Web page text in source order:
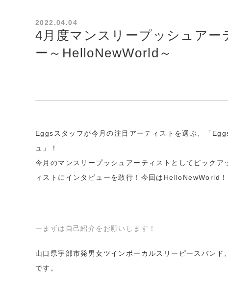
2022.04.04
4月度マンスリープッシュアー
ー～HelloNewWorld～
Eggsスタッフが今月の注目アーティストを選ぶ、「
ュ」！
今月のマンスリープッシュアーティストとしてピックア
ィストにインタビューを敢行！今回はHelloNewWorld！
ーまずは自己紹介をお願いします！
山口県宇部市発男女ツインボーカルスリーピースバン
です。